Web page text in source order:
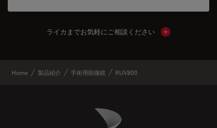
ライカまでお気軽にご相談ください Show local
Home 製品紹介 手術用顕微鏡 RUV800
Danaher Logo